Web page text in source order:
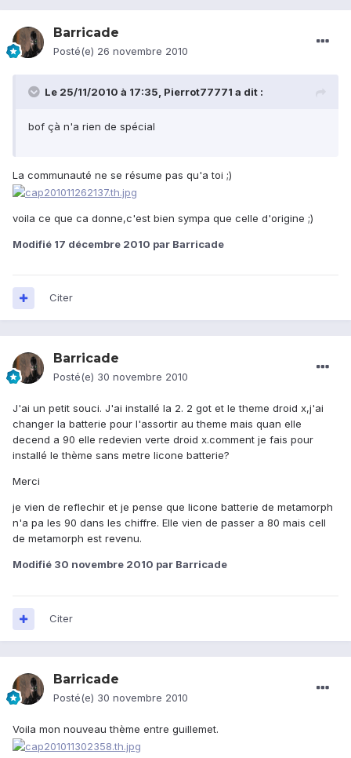
Barricade
Posté(e) 26 novembre 2010
Le 25/11/2010 à 17:35, Pierrot77771 a dit :
bof çà n'a rien de spécial
La communauté ne se résume pas qu'a toi ;)
voila ce que ca donne,c'est bien sympa que celle d'origine ;)
Modifié 17 décembre 2010 par Barricade
Citer
Barricade
Posté(e) 30 novembre 2010
J'ai un petit souci. J'ai installé la 2. 2 got et le theme droid x,j'ai
changer la batterie pour l'assortir au theme mais quan elle
decend a 90 elle redevien verte droid x.comment je fais pour
installé le thème sans metre licone batterie?
Merci
je vien de reflechir et je pense que licone batterie de metamorph
n'a pa les 90 dans les chiffre. Elle vien de passer a 80 mais cell
de metamorph est revenu.
Modifié 30 novembre 2010 par Barricade
Citer
Barricade
Posté(e) 30 novembre 2010
Voila mon nouveau thème entre guillemet.